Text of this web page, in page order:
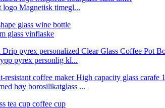
logo Magnetisk timegl...
glass vinflaske
pyrex personlig kl...
høy borosilikatglass ...